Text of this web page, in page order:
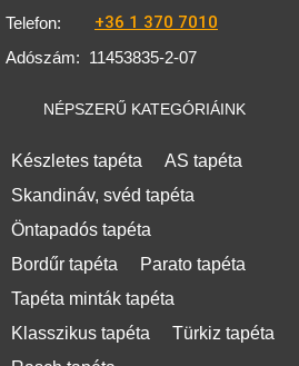
Telefon: +36 1 370 7010
Adószám: 11453835-2-07
NÉPSZERŰ KATEGÓRIÁINK
Készletes tapéta
AS tapéta
Skandináv, svéd tapéta
Öntapadós tapéta
Bordűr tapéta
Parato tapéta
Tapéta minták tapéta
Klasszikus tapéta
Türkiz tapéta